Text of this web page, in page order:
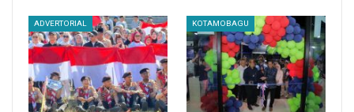
ADVERTORIAL KOTAMOBAGU